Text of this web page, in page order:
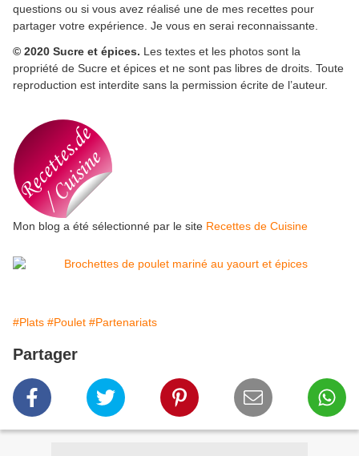
questions ou si vous avez réalisé une de mes recettes pour
partager votre expérience. Je vous en serai reconnaissante.
© 2020 Sucre et épices. Les textes et les photos sont la
propriété de Sucre et épices et ne sont pas libres de droits. Toute
reproduction est interdite sans la permission écrite de l’auteur.
Mon blog a été sélectionné par le site Recettes de Cuisine
#Plats #Poulet #Partenariats
Partager